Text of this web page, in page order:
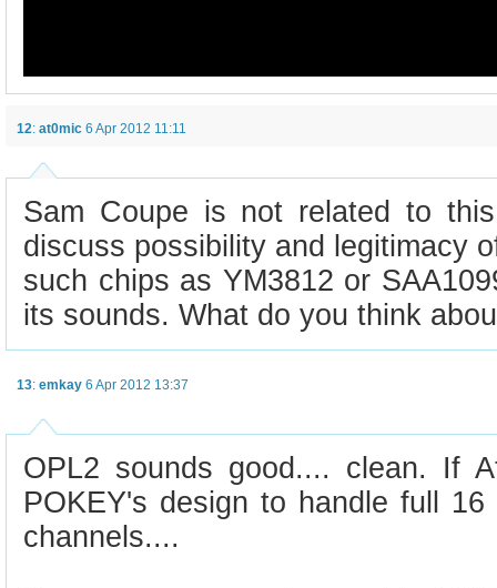
12: at0mic 6 Apr 2012 11:11
Sam Coupe is not related to
discuss possibility and legitimacy
such chips as YM3812 or
its sounds. What do you think
13: emkay 6 Apr 2012 13:37
OPL2 sounds good.... clean. If
POKEY's design to handle full
channels....